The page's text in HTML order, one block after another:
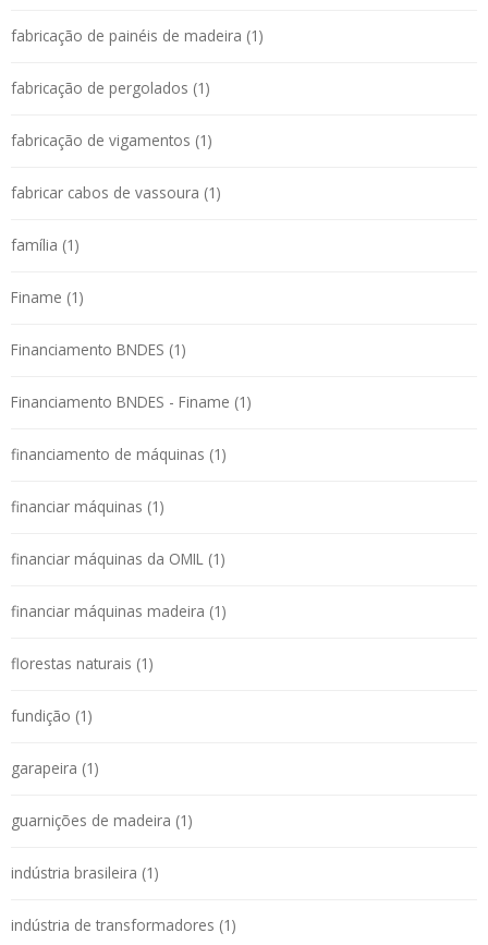
fabricação de painéis de madeira (1)
fabricação de pergolados (1)
fabricação de vigamentos (1)
fabricar cabos de vassoura (1)
família (1)
Finame (1)
Financiamento BNDES (1)
Financiamento BNDES - Finame (1)
financiamento de máquinas (1)
financiar máquinas (1)
financiar máquinas da OMIL (1)
financiar máquinas madeira (1)
florestas naturais (1)
fundição (1)
garapeira (1)
guarnições de madeira (1)
indústria brasileira (1)
indústria de transformadores (1)